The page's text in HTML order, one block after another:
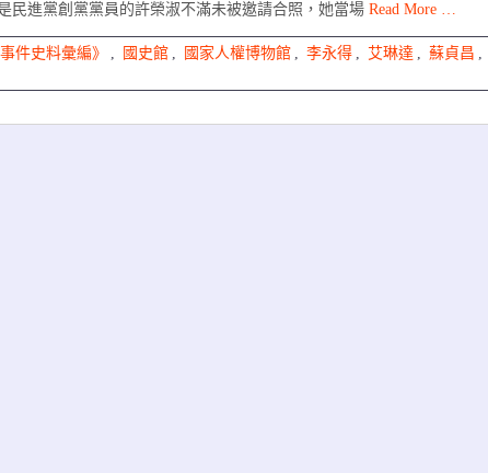
民進黨創黨黨員的許榮淑不滿未被邀請合照，她當場 Read More …
件史料彙編》 , 國史館 , 國家人權博物館 , 李永得 , 艾琳達 , 蘇貞昌 ,